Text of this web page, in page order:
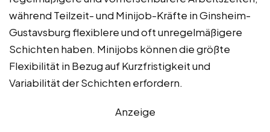
während Teilzeit- und Minijob-Kräfte in Ginsheim-
Gustavsburg flexiblere und oft unregelmäßigere
Schichten haben. Minijobs können die größte
Flexibilität in Bezug auf Kurzfristigkeit und
Variabilität der Schichten erfordern.
Anzeige